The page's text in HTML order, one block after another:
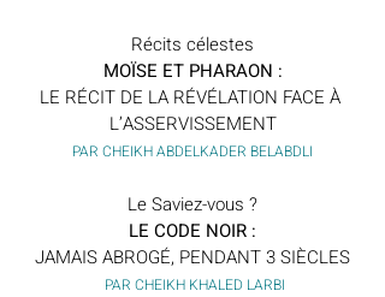
Récits célestes
MOÏSE ET PHARAON :
LE RÉCIT DE LA RÉVÉLATION FACE À
L’ASSERVISSEMENT
PAR CHEIKH ABDELKADER BELABDLI
Le Saviez-vous ?
LE CODE NOIR :
JAMAIS ABROGÉ, PENDANT 3 SIÈCLES
PAR CHEIKH KHALED LARBI